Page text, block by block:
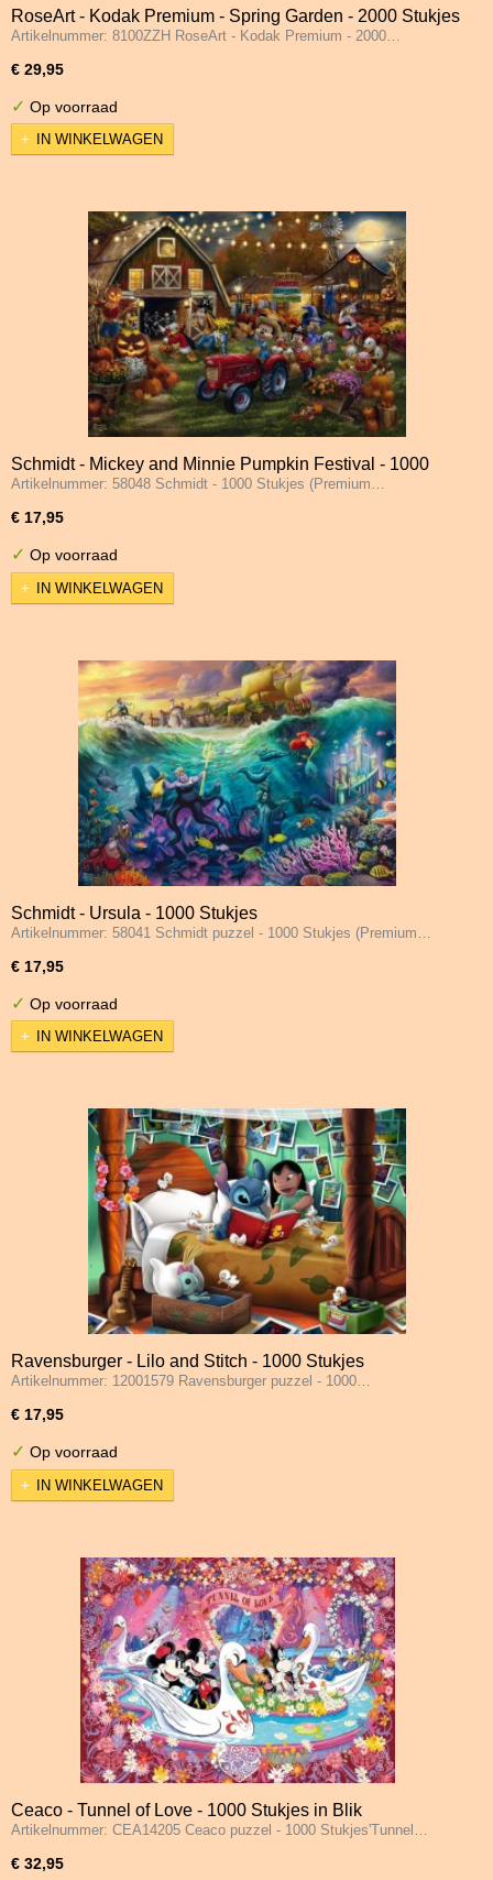
RoseArt - Kodak Premium - Spring Garden - 2000 Stukjes
Artikelnummer: 8100ZZH RoseArt - Kodak Premium - 2000…
€ 29,95
✓ Op voorraad
IN WINKELWAGEN
Schmidt - Mickey and Minnie Pumpkin Festival - 1000
Stukjes
Artikelnummer: 58048 Schmidt - 1000 Stukjes (Premium…
€ 17,95
✓ Op voorraad
IN WINKELWAGEN
Schmidt - Ursula - 1000 Stukjes
Artikelnummer: 58041 Schmidt puzzel - 1000 Stukjes (Premium…
€ 17,95
✓ Op voorraad
IN WINKELWAGEN
Ravensburger - Lilo and Stitch - 1000 Stukjes
Artikelnummer: 12001579 Ravensburger puzzel - 1000…
€ 17,95
✓ Op voorraad
IN WINKELWAGEN
Ceaco - Tunnel of Love - 1000 Stukjes in Blik
Artikelnummer: CEA14205 Ceaco puzzel - 1000 Stukjes'Tunnel…
€ 32,95